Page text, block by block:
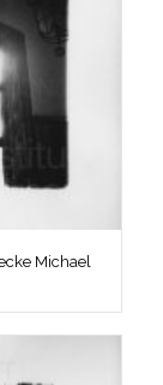
Michael